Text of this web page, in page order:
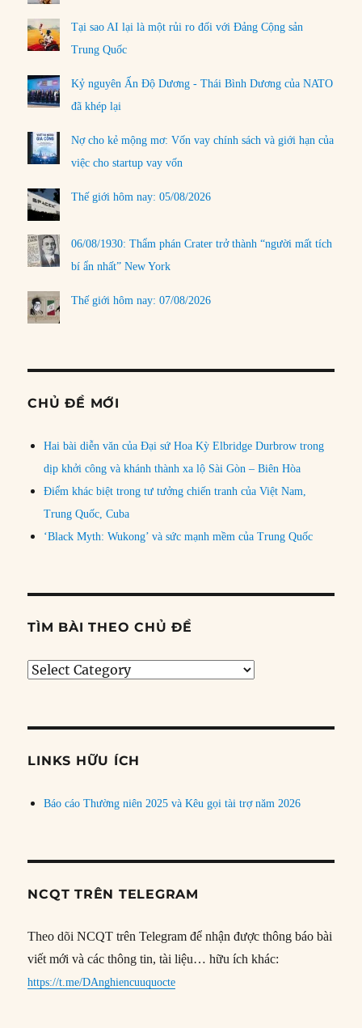
Tại sao AI lại là một rủi ro đối với Đảng Cộng sản
Trung Quốc
Kỷ nguyên Ấn Độ Dương - Thái Bình Dương của NATO
đã khép lại
Nợ cho kẻ mộng mơ: Vốn vay chính sách và giới hạn của
việc cho startup vay vốn
Thế giới hôm nay: 05/08/2026
06/08/1930: Thẩm phán Crater trở thành “người mất tích
bí ẩn nhất” New York
Thế giới hôm nay: 07/08/2026
CHỦ ĐỀ MỚI
Hai bài diễn văn của Đại sứ Hoa Kỳ Elbridge Durbrow trong
dịp khởi công và khánh thành xa lộ Sài Gòn – Biên Hòa
Điểm khác biệt trong tư tưởng chiến tranh của Việt Nam,
Trung Quốc, Cuba
‘Black Myth: Wukong’ và sức mạnh mềm của Trung Quốc
TÌM BÀI THEO CHỦ ĐỀ
Tìm
đề
LINKS HỮU ÍCH
Báo cáo Thường niên 2025 và Kêu gọi tài trợ năm 2026
NCQT TRÊN TELEGRAM
Theo dõi NCQT trên Telegram để nhận được thông báo bài
viết mới và các thông tin, tài liệu… hữu ích khác:
https://t.me/DAnghiencuuquocte